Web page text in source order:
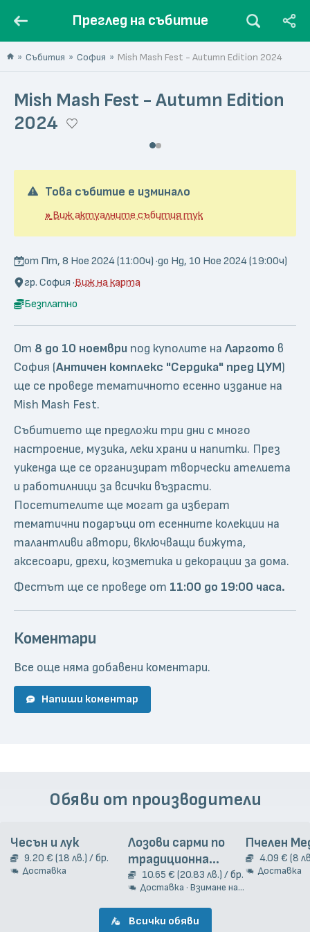
Преглед на събитие
Събития София Mish Mash Fest - Autumn Edition 2024
Mish Mash Fest - Autumn Edition
2024
Това събитие е изминало
»Виж актуалните събития тук
от Пт, 8 Ное 2024 (11:00ч) ·до Нд, 10 Ное 2024 (19:00ч)
гр. София ·Виж на карта
Безплатно
От 8 до 10 ноември под куполите на Ларгото в
София (Античен комплекс "Сердика" пред ЦУМ)
ще се проведе тематичното есенно издание на
Mish Mash Fest.
Събитието ще предложи три дни с много
настроение, музика, леки храни и напитки. През
уикенда ще се организират творчески ателиета
и работилници за всички възрасти.
Посетителите ще могат да изберат
тематични подаръци от есенните колекции на
талантливи автори, включващи бижута,
аксесоари, дрехи, козметика и декорации за дома.
Фестът ще се проведе от 11:00 до 19:00 часа.
Коментари
Все още няма добавени коментари.
Напиши коментар
Обяви от производители
Чесън и лук
9.20 € (18 лв.) / бр.
Доставка
Лозови сарми по
традиционна
гръцка рецепта
2кг.
10.65 € (20.83 лв.) / бр.
Доставка · Взимане на място
Пчелен
4.09 € (8
Доставка
Всички обяви